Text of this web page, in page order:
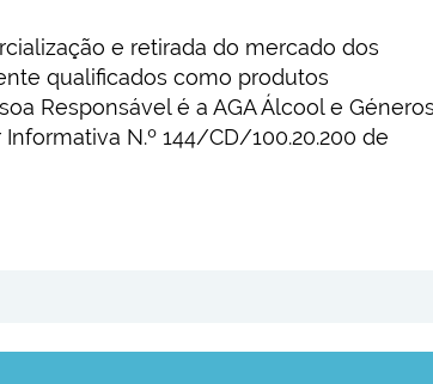
e retirada do mercado dos
qualificados como produtos
Responsável é a AGA Álcool e Géneros
N.º 144/CD/100.20.200 de